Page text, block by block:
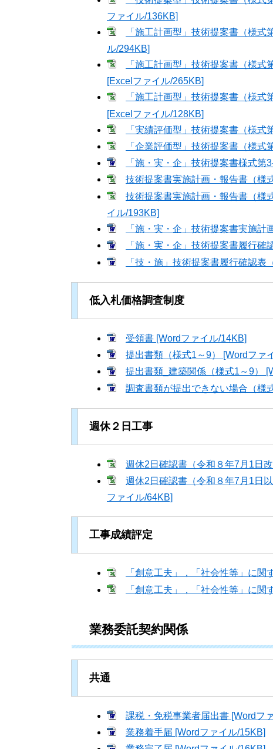
ファイル/136KB]
「施工計画型」技術提案書（様
ル/294KB]
「施工計画型」技術提案書（様式
[Excelファイル/265KB]
「施工計画型」技術提案書（様式
[Excelファイル/128KB]
「実績評価型」技術提案書（様
「企業評価型」技術提案書（様
「施・実・企」技術提案書様式
技術提案書実施計画・報告書（様
技術提案書実施計画・報告書（様
イル/193KB]
「施・実・企」技術提案書実施
「施・実・企」技術提案書履行
「技・施」技術提案書履行確認
低入札価格調査制度
受領書 [Wordファイル/14KB]
提出書類（様式1～9） [Wordファ
提出書類_建築関係（様式1～9）
調査書類が提出できない場合（様
週休２日工事
週休2日確認書（令和８年7月1日
週休2日確認書（令和８年7月1日
ファイル/64KB]
工事成績評定
「創意工夫」，「社会性等」に
「創意工夫」，「社会性等」に
業務委託契約関係
共通
課税・免税事業者届出書 [Wordフ
業務着手届 [Wordファイル/15KB]